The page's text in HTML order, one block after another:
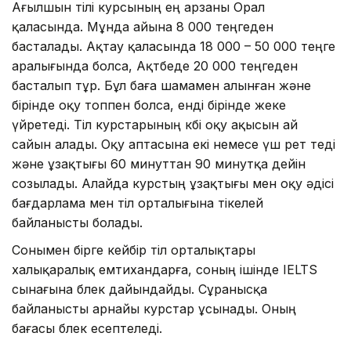
Ағылшын тілі курсының ең арзаны Орал
қаласында. Мұнда айына 8 000 теңгеден
басталады. Ақтау қаласында 18 000 – 50 000 теңге
аралығында болса, Ақтөбеде 20 000 теңгеден
басталып тұр. Бұл баға шамамен алынған және
бірінде оқу топпен болса, енді бірінде жеке
үйретеді. Тіл курстарының көбі оқу ақысын ай
сайын алады. Оқу аптасына екі немесе үш рет өтеді
және ұзақтығы 60 минуттан 90 минутқа дейін
созылады. Алайда курстың ұзақтығы мен оқу әдісі
бағдарлама мен тіл орталығына тікелей
байланысты болады.
Сонымен бірге кейбір тіл орталықтары
халықаралық емтихандарға, соның ішінде IELTS
сынағына бөлек дайындайды. Сұранысқа
байланысты арнайы курстар ұсынады. Оның
бағасы бөлек есептеледі.